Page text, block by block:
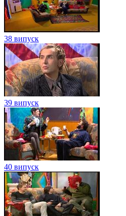
38 випуск
39 випуск
40 випуск